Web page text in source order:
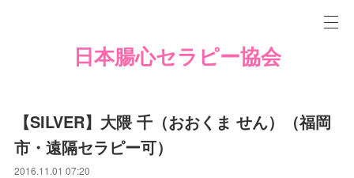
日本腸心セラピー協会
【SILVER】大隈 千（おおくま せん）（福岡
市・遠隔セラピー可）
2016.11.01 07:20